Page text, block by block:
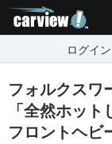
ログイン
フォルクスワ
「全然ホッ
フロントヘビ